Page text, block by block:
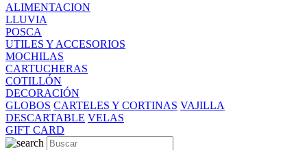
ALIMENTACION
LLUVIA
POSCA
UTILES Y ACCESORIOS
MOCHILAS
CARTUCHERAS
COTILLÓN
DECORACIÓN
GLOBOS CARTELES Y CORTINAS VAJILLA
DESCARTABLE VELAS
GIFT CARD